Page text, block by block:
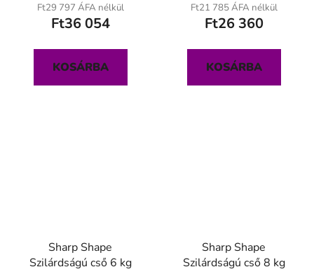
Ft29 797 ÁFA nélkül
Ft36 054
KOSÁRBA
Ft21 785 ÁFA nélkül
Ft26 360
KOSÁRBA
Sharp Shape
Szilárdságú cső 6 kg
Sharp Shape
Szilárdságú cső 8 kg